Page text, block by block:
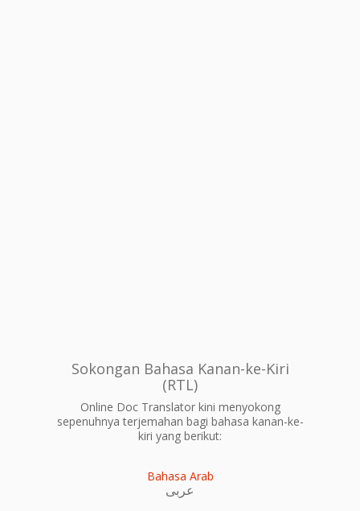
Sokongan Bahasa Kanan-ke-Kiri
(RTL)
Online Doc Translator kini menyokong
sepenuhnya terjemahan bagi bahasa kanan-ke-
kiri yang berikut:
Bahasa Arab
عربى